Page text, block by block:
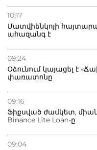
10:17
Մատվիենկոյի
ահազանգ է
09:24
Օձունում կայացել է
փառատոնը
09:16
Ֆիքսված ժամկետ,
Binance Lite Loan-ը
09:04